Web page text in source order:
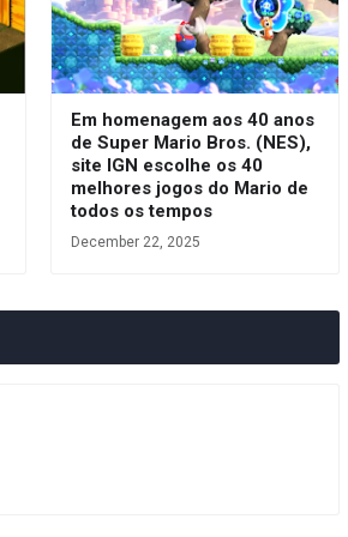
Em homenagem aos 40 anos
de Super Mario Bros. (NES),
site IGN escolhe os 40
melhores jogos do Mario de
todos os tempos
December 22, 2025